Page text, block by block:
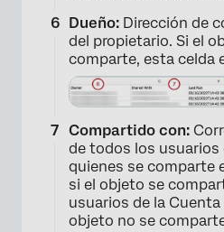
Dueño: Dirección de
del propietario. Si el
comparte, esta celda
Compartido con:
de todos los usuarios
quienes se comparte
si el objeto se
usuarios de la Cuenta
objeto no se